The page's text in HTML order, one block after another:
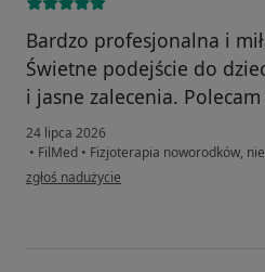
Bardzo profesjonalna i
Świetne podejście do
i jasne zalecenia. Polecam
24 lipca 2026
• FilMed • Fizjoterapia noworodków,
w opinii użytkownika Agnieszka
zgłoś nadużycie